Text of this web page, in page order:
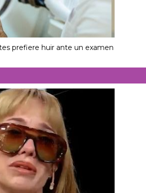
prefiere huir ante un examen